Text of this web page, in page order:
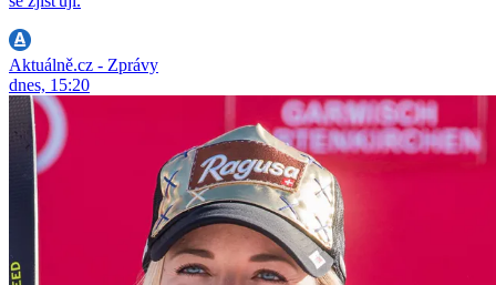
Aktuálně.cz - Zprávy
dnes, 15:20